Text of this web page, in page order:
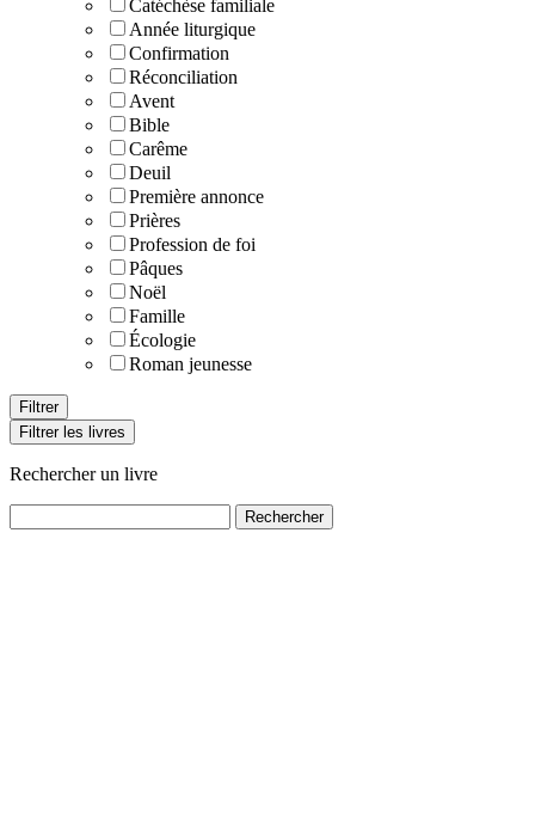
Catéchèse familiale
Année liturgique
Confirmation
Réconciliation
Avent
Bible
Carême
Deuil
Première annonce
Prières
Profession de foi
Pâques
Noël
Famille
Écologie
Roman jeunesse
Filtrer les livres
Rechercher un livre